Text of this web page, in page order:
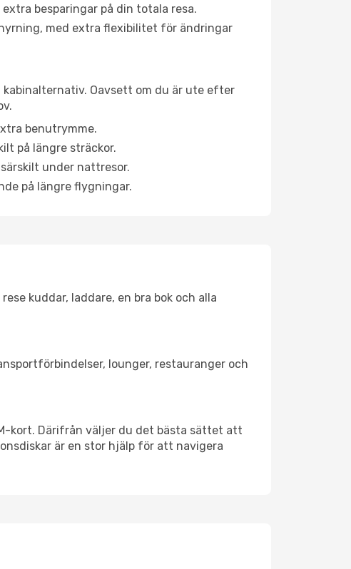
besparingar på din totala resa.
med extra flexibilitet för ändringar
Oavsett om du är ute efter
benutrymme.
på längre sträckor.
under nattresor.
på längre flygningar.
kuddar, laddare, en bra bok och alla
lounger, restauranger och
kort. Därifrån väljer du det bästa sättet att
är en stor hjälp för att navigera